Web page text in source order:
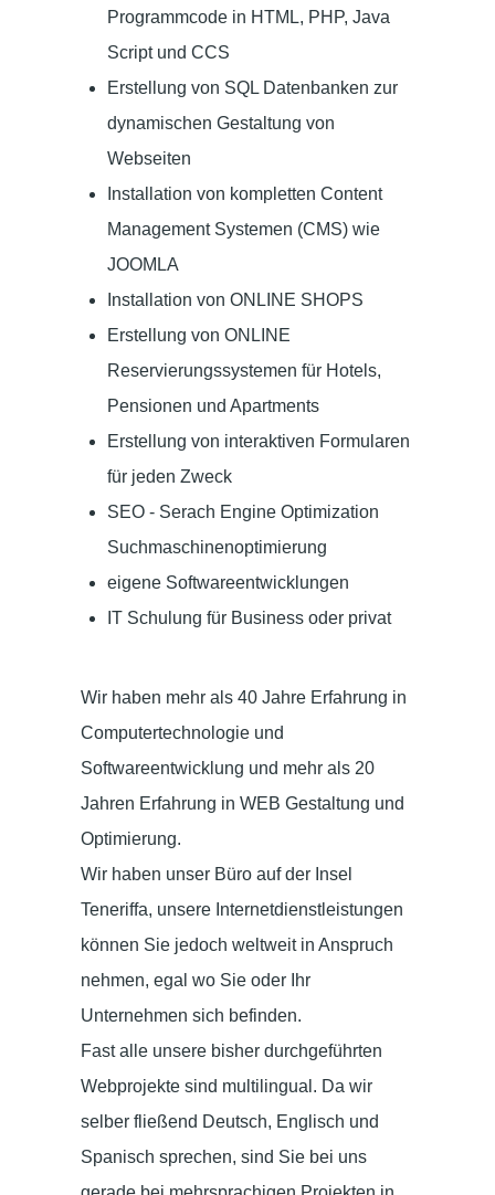
Programmcode in HTML, PHP, Java
Script und CCS
Erstellung von SQL Datenbanken zur
dynamischen Gestaltung von
Webseiten
Installation von kompletten Content
Management Systemen (CMS) wie
JOOMLA
Installation von ONLINE SHOPS
Erstellung von ONLINE
Reservierungssystemen für Hotels,
Pensionen und Apartments
Erstellung von interaktiven Formularen
für jeden Zweck
SEO - Serach Engine Optimization
Suchmaschinenoptimierung
eigene Softwareentwicklungen
IT Schulung für Business oder privat
Wir haben mehr als 40 Jahre Erfahrung in
Computertechnologie und
Softwareentwicklung und mehr als 20
Jahren Erfahrung in WEB Gestaltung und
Optimierung.
Wir haben unser Büro auf der Insel
Teneriffa, unsere Internetdienstleistungen
können Sie jedoch weltweit in Anspruch
nehmen, egal wo Sie oder Ihr
Unternehmen sich befinden.
Fast alle unsere bisher durchgeführten
Webprojekte sind multilingual. Da wir
selber fließend Deutsch, Englisch und
Spanisch sprechen, sind Sie bei uns